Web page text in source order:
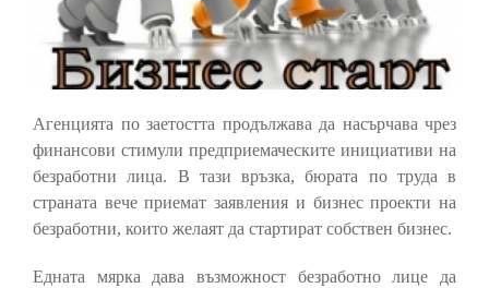
Агенцията по заетостта продължава да насърчава чрез
финансови стимули предприемаческите инициативи на
безработни лица. В тази връзка, бюрата по труда в
страната вече приемат заявления и бизнес проекти на
безработни, които желаят да стартират собствен бизнес.
Едната мярка дава възможност безработно лице да